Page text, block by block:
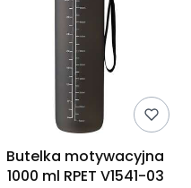
Butelka motywacyjna
1000 ml RPET V1541-03